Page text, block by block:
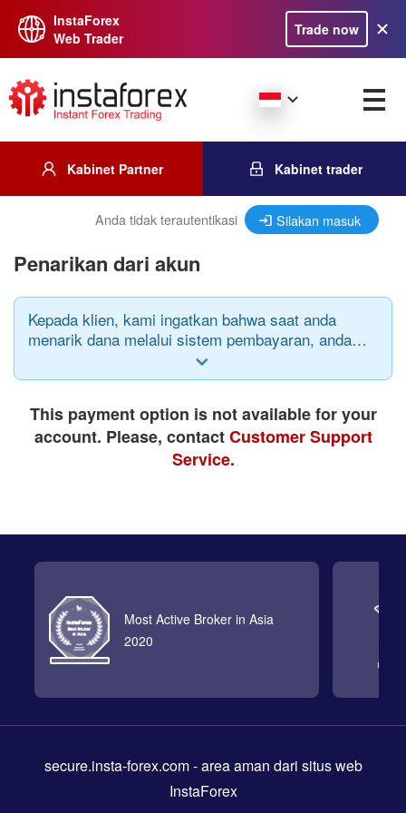
InstaForex
Web Trader
Trade now
Kabinet Partner Kabinet trader
Anda tidak terautentikasi Silakan masuk
Penarikan dari akun
Kepada klien, kami ingatkan bahwa saat anda
menarik dana melalui sistem pembayaran, anda
harus memperhatikan peraturan berikut: sistem
pembayaran serta mata uang saat deposit dan
This payment option is not available for your
account. Please, contactCustomer Support
Service.
Most Active Broker in Asia
2020
secure.insta-forex.com- area aman dari situs web
InstaForex